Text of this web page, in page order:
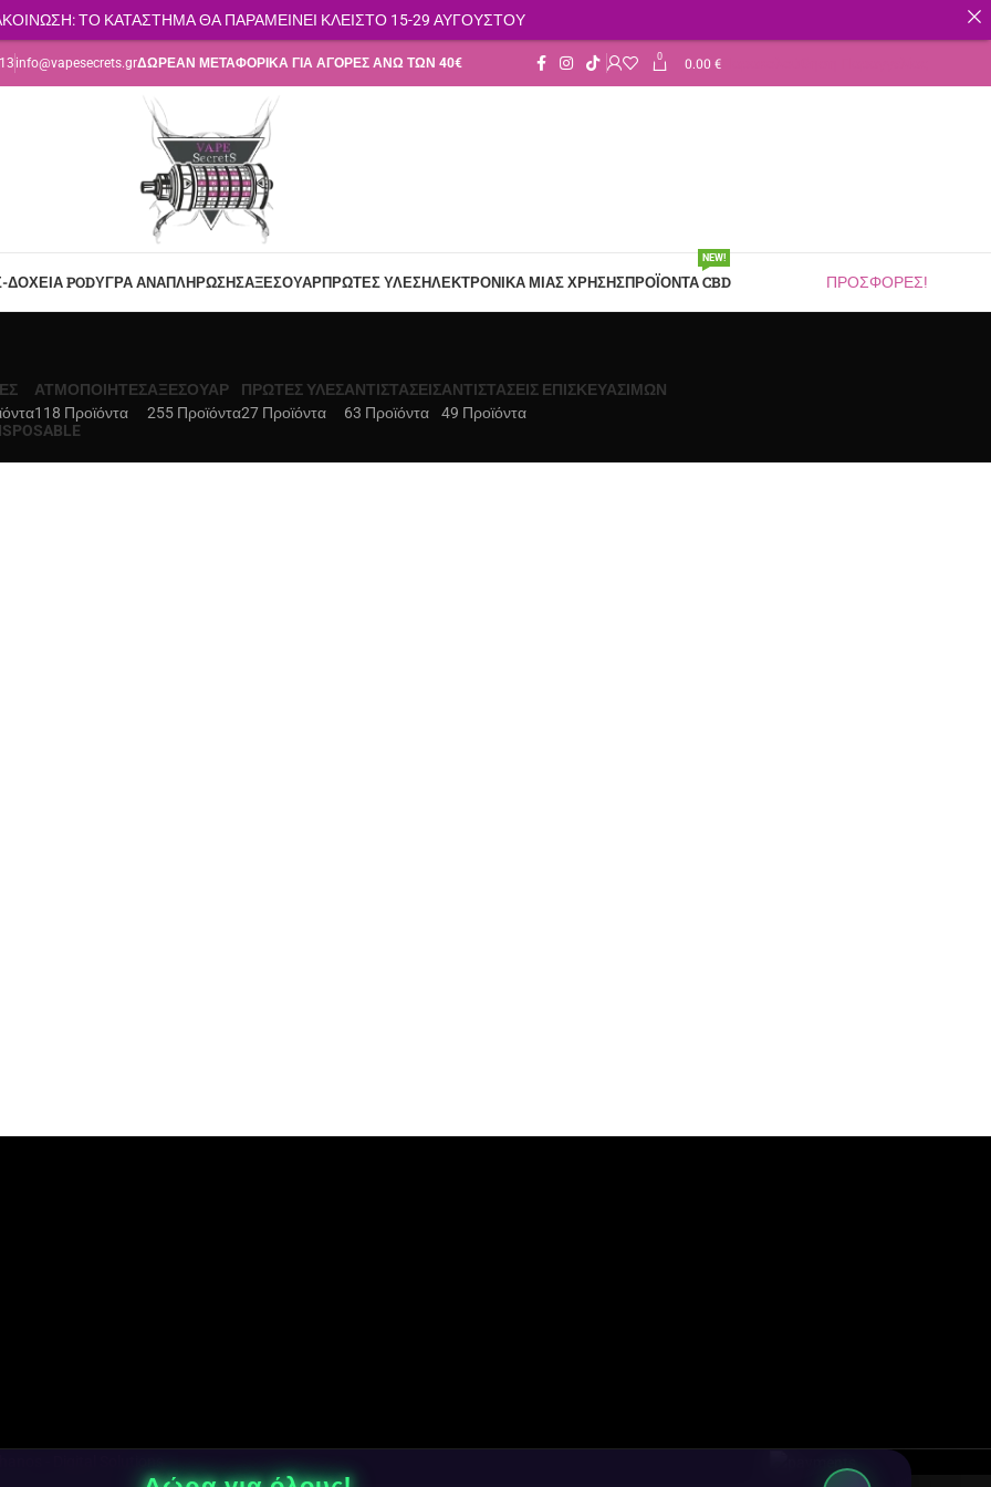
info@vapesecrets.grΔΩΡΕΑΝ ΜΕΤΑΦΟΡΙΚΑ ΓΙΑ ΑΓΟΡΕΣ ΑΝΩ ΤΩΝ 40€ 0 0.00€Παρακολούθηση Παραγγελίας
ΔΟΧΕΊΑ PODΥΓΡΆ ΑΝΑΠΛΉΡΩΣΗΣΑΞΕΣΟΥΆΡΠΡΏΤΕΣ ΎΛΕΣΗΛΕΚΤΡΟΝΙΚΆ ΜΙΑΣ ΧΡΉΣΗΣΠΡΟΪΌΝΤΑ CBD
NEW!
ΠΡΟΣΦΟΡΕΣ!
ΑΤΜΟΠΟΙΗΤΈΣ
118 Προϊόντα
ΑΞΕΣΟΥΆΡ
255 Προϊόντα
ΠΡΏΤΕΣ ΎΛΕΣ
27 Προϊόντα
ΑΝΤΙΣΤΆΣΕΙΣ
63 Προϊόντα
ΑΝΤΙΣΤΆΣΕΙΣ ΕΠΙΣΚΕΥΆΣΙΜΩΝ
49 Προϊόντα
ΤΟ ΚΑΤΑΣΤΗΜΑ ΘΑ ΠΑΡΑΜΕΙΝΕΙ ΚΛΕΙΣΤΟ 15-29 ΑΥΓΟΥΣΤΟΥ